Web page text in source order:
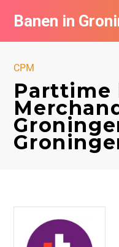
Banen in
CPM
Parttime
Vacatures per bedrijf
Nieuwsbrief feed